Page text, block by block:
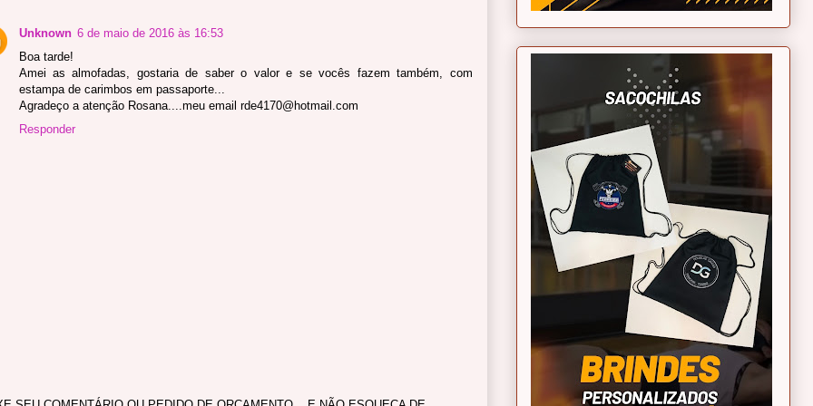
Unknown 6 de maio de 2016 às 16:53
Boa tarde!
Amei as almofadas, gostaria de saber o valor e se vocês fazem também, com
estampa de carimbos em passaporte...
Agradeço a atenção Rosana....meu email rde4170@hotmail.com
Responder